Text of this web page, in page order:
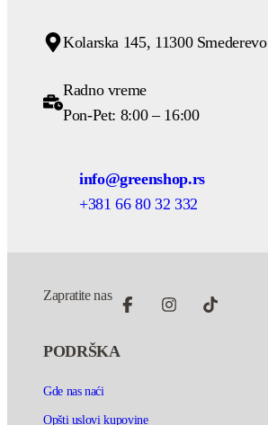
Kolarska 145, 11300 Smederevo
Radno vreme
Pon-Pet: 8:00 – 16:00
info@greenshop.rs
+381 66 80 32 332
Zapratite nas
PODRŠKA
Gde nas naći
Opšti uslovi kupovine